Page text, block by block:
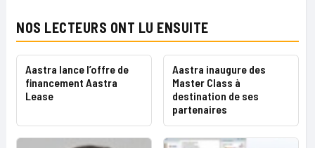
NOS LECTEURS ONT LU ENSUITE
Aastra lance l’offre de
financement Aastra
Lease
Aastra inaugure des
Master Class à
destination de ses
partenaires